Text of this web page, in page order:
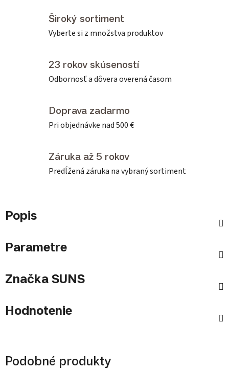
Široký sortiment
Vyberte si z množstva produktov
23 rokov skúseností
Odbornosť a dôvera overená časom
Doprava zadarmo
Pri objednávke nad 500 €
Záruka až 5 rokov
Predĺžená záruka na vybraný sortiment
Popis
Parametre
Značka SUNS
Hodnotenie
Podobné produkty